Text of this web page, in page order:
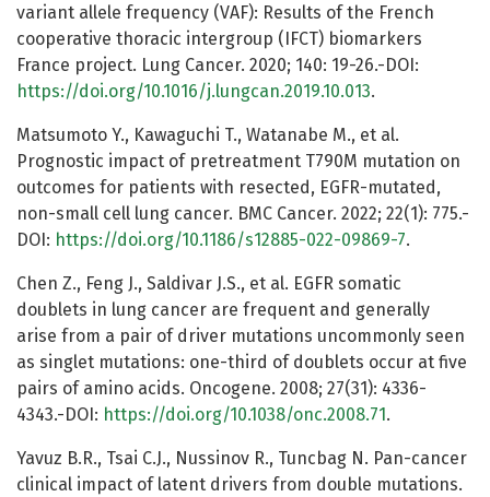
variant allele frequency (VAF): Results of the French
cooperative thoracic intergroup (IFCT) biomarkers
France project. Lung Cancer. 2020; 140: 19-26.-DOI:
https://doi.org/10.1016/j.lungcan.2019.10.013.
Matsumoto Y., Kawaguchi T., Watanabe M., et al.
Prognostic impact of pretreatment T790M mutation on
outcomes for patients with resected, EGFR-mutated,
non-small cell lung cancer. BMC Cancer. 2022; 22(1): 775.-
DOI: https://doi.org/10.1186/s12885-022-09869-7.
Chen Z., Feng J., Saldivar J.S., et al. EGFR somatic
doublets in lung cancer are frequent and generally
arise from a pair of driver mutations uncommonly seen
as singlet mutations: one-third of doublets occur at five
pairs of amino acids. Oncogene. 2008; 27(31): 4336-
4343.-DOI: https://doi.org/10.1038/onc.2008.71 .
Yavuz B.R., Tsai C.J., Nussinov R., Tuncbag N. Pan-cancer
clinical impact of latent drivers from double mutations.